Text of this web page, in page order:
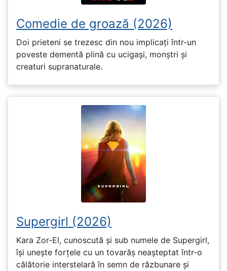
Comedie de groază (2026)
Doi prieteni se trezesc din nou implicați într-un
poveste dementă plină cu ucigași, monștri și
creaturi supranaturale.
Supergirl (2026)
Kara Zor-El, cunoscută și sub numele de Supergirl,
își unește forțele cu un tovarăș neașteptat într-o
călătorie interstelară în semn de răzbunare și